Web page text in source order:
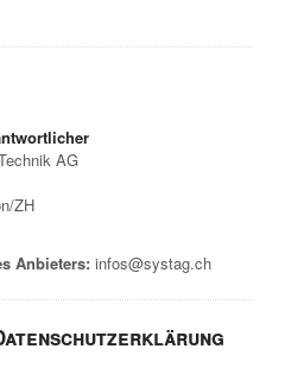
AG
ZH
Anbieters: infos@systag.ch